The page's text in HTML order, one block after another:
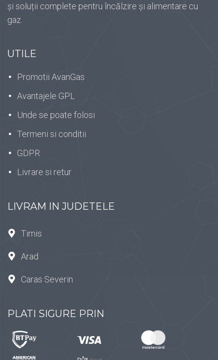
și soluții complete pentru încălzire și alimentare cu
gaz.
UTILE
Promotii AvanGas
Avantajele GPL
Unde se poate folosi
Termeni si conditii
GDPR
Livrare si retur
LIVRAM IN JUDETELE
Timis
Arad
Caras Severin
PLATI SIGURE PRIN